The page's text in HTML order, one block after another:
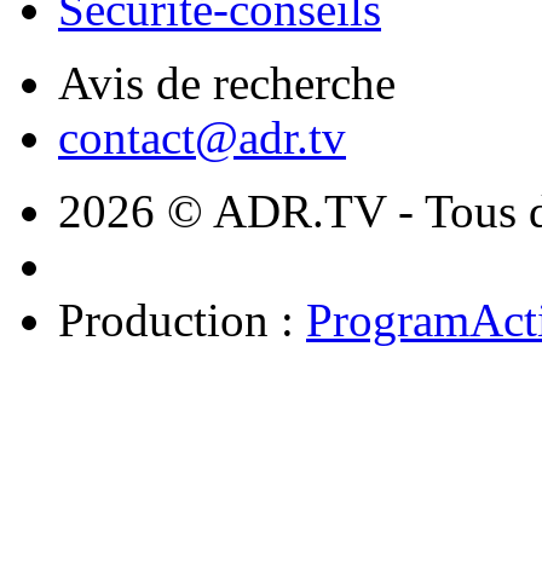
Avis de recherche
contact@adr.tv
2026 © ADR.TV - Tous
Production :